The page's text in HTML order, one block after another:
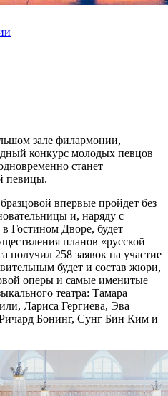
зале филармонии,
конкурс молодых певцов
станет
певицы.
впервые пройдет без
и, наряду с
Гостином Дворе, будет
планов «русской
получил 258 заявок на участие
будет и состав жюри,
оперы и самые именитые
театра: Тамара
Лариса Гергиева, Эва
Бонинг, Сунг Бин Ким и